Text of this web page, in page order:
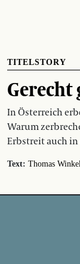
TITELSTORY
In Österreich
Warum
Erbstreit auch
Text: Thomas